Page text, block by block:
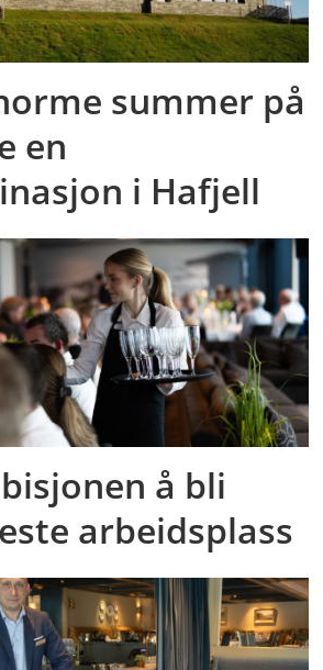
summer på
en
i Hafjell
å bli
arbeidsplass